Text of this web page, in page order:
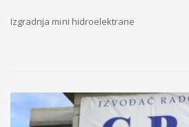
Izgradnja mini hidroelektrane